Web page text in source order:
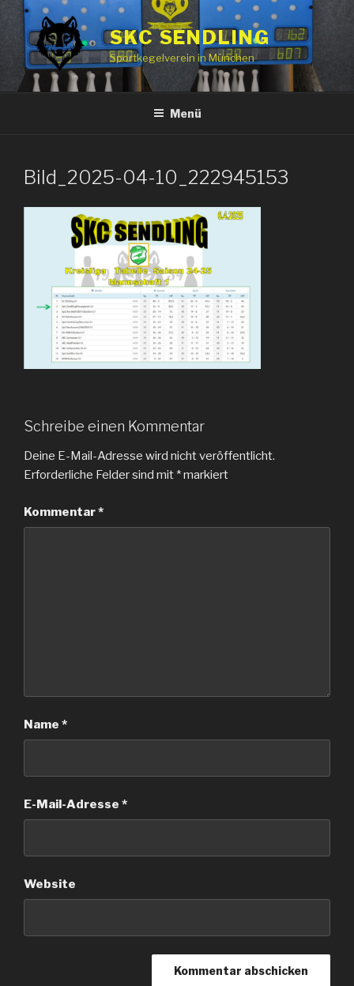
springen
SKC SENDLING
Sportkegelverein in München
Menü
Bild_2025-04-10_222945153
Schreibe einen Kommentar
Deine E-Mail-Adresse wird nicht veröffentlicht.
Erforderliche Felder sind mit *markiert
Kommentar*
Name *
E-Mail-Adresse *
Website